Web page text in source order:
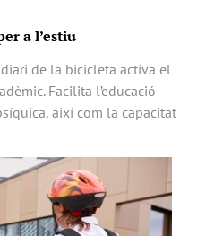
a l’estiu
diari de la bicicleta activa el
Facilita l’educació
així com la capacitat